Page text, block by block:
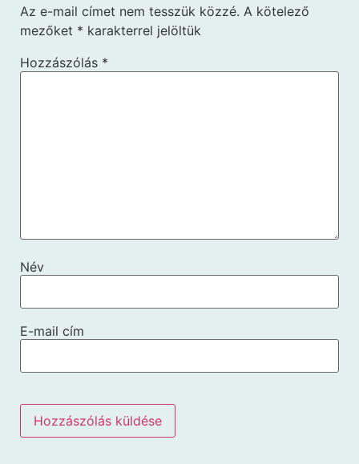
Az e-mail címet nem tesszük közzé. A kötelező
mezőket * karakterrel jelöltük
Hozzászólás *
Név
E-mail cím